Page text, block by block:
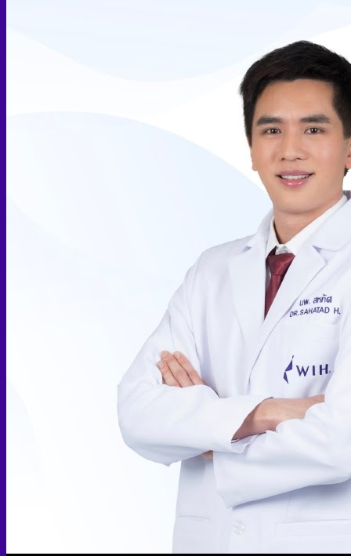
Breast Reconstruction Surgery
Chest Wall Deformities (Poland Syndrome)
Dr. Chettasak’s NPI Technique
Skin graft vaginoplasty
Colon vaginoplasty
PPV vaginoplasty
Zero depth vaginoplasty
Orchidectomy without Vaginoplasty
Vaginal Dilation
Complications after GAS
Colon Foods and Nutrients
Facial Feminization (FFS)
Tracheal shave
Brow Ridge Bone Reduction
Feminizing Rhinoplasty
Lip lift
Jaw Reduction
Chin Contouring